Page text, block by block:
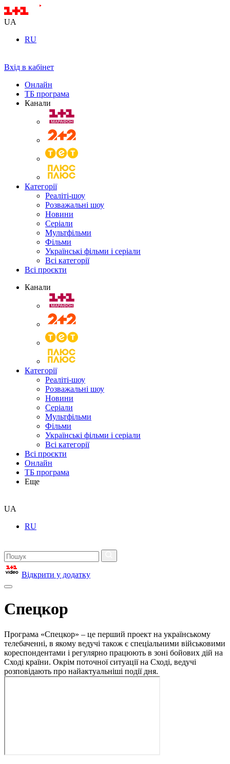
UA
RU
Вхід в кабінет
Онлайн
ТБ програма
Канали
Категорії
Реаліті-шоу
Розважальні шоу
Новини
Серіали
Мультфільми
Фільми
Українські фільми і серіали
Всі категорії
Всі проєкти
Канали
Категорії
Реаліті-шоу
Розважальні шоу
Новини
Серіали
Мультфільми
Фільми
Українські фільми і серіали
Всі категорії
Всі проєкти
Онлайн
ТБ програма
Еще
UA
RU
Відкрити у додатку
Спецкор
Програма «Спецкор» – це перший проект на українському
телебаченні, в якому ведучі також є спеціальними військовими
кореспондентами і регулярно працюють в зоні бойових дій на
Сході країни. Окрім поточної ситуації на Сході, ведучі
розповідають про найактуальніші події дня.